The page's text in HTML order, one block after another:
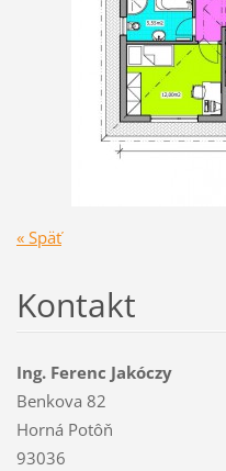
« Späť
Kontakt
Ing. Ferenc Jakóczy
Benkova 82
Horná Potôň
93036